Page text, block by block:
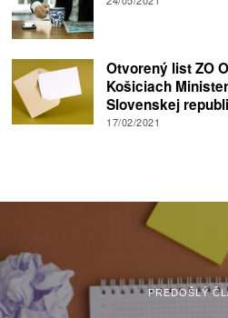
Otvorený list ZO
Košiciach
Slovenskej
17/02/2021
PREDOŠLÝ